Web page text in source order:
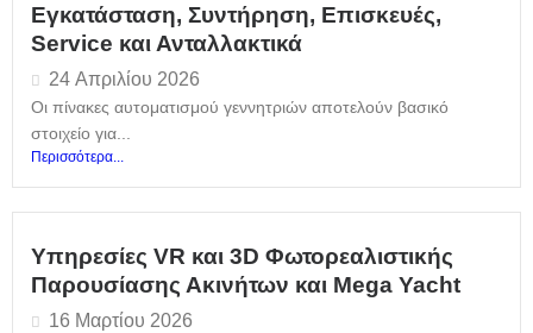
Εγκατάσταση, Συντήρηση, Επισκευές,
Service και Ανταλλακτικά
24 Απριλίου 2026
Οι πίνακες αυτοματισμού γεννητριών αποτελούν βασικό
στοιχείο για...
Περισσότερα...
Υπηρεσίες VR και 3D Φωτορεαλιστικής
Παρουσίασης Ακινήτων και Mega Yacht
16 Μαρτίου 2026